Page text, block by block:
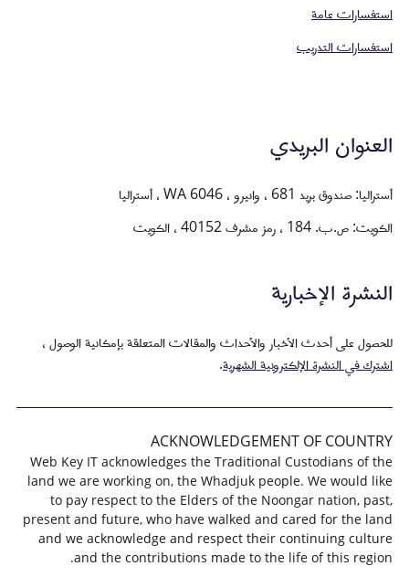
استفسارات عامة
استفسارات التدريب
العنوان البريدي
أستراليا: صندوق بريد 681 ، وانيرو ، WA 6046 ، أستراليا
الكويت: ص.ب. 184 ، رمز مشرف 40152 ، الكويت
النشرة الإخبارية
للحصول على أحدث الأخبار والأحداث والمقالات المتعلقة بإمكانية الوصول ،
اشترك في النشرة الإلكترونية الشهرية.
ACKNOWLEDGEMENT OF COUNTRY
Web Key IT acknowledges the Traditional Custodians of the
land we are working on, the Whadjuk people. We would like
to pay respect to the Elders of the Noongar nation, past,
present and future, who have walked and cared for the land
and we acknowledge and respect their continuing culture
and the contributions made to the life of this region.